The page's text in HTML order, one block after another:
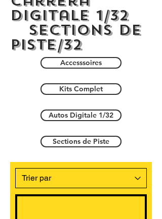
digitale 1/32
Sections de
piste/32
Accesssoires
Kits Complet
Autos Digitale 1/32
Sections de Piste